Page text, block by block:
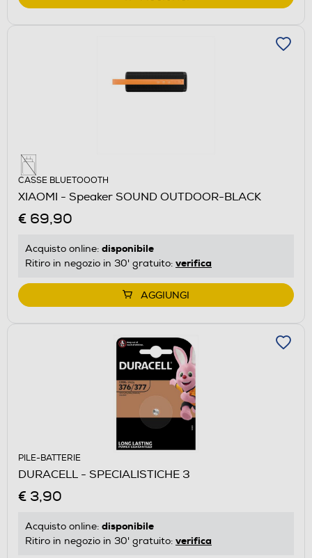
CASSE BLUETOOOTH
XIAOMI - Speaker SOUND OUTDOOR-BLACK
€ 69,90
Acquisto online: disponibile
Ritiro in negozio in 30' gratuito: verifica
AGGIUNGI
PILE-BATTERIE
DURACELL - SPECIALISTICHE 3
€ 3,90
Acquisto online: disponibile
Ritiro in negozio in 30' gratuito: verifica